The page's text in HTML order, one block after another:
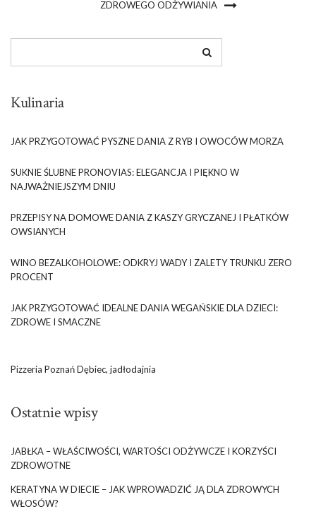
ZDROWEGO ODŻYWIANIA
Kulinaria
JAK PRZYGOTOWAĆ PYSZNE DANIA Z RYB I OWOCÓW MORZA
SUKNIE ŚLUBNE PRONOVIAS: ELEGANCJA I PIĘKNO W
NAJWAŻNIEJSZYM DNIU
PRZEPISY NA DOMOWE DANIA Z KASZY GRYCZANEJ I PŁATKÓW
OWSIANYCH
WINO BEZALKOHOLOWE: ODKRYJ WADY I ZALETY TRUNKU ZERO
PROCENT
JAK PRZYGOTOWAĆ IDEALNE DANIA WEGAŃSKIE DLA DZIECI:
ZDROWE I SMACZNE
Pizzeria Poznań Dębiec, jadłodajnia
Ostatnie wpisy
JABŁKA – WŁAŚCIWOŚCI, WARTOŚCI ODŻYWCZE I KORZYŚCI
ZDROWOTNE
KERATYNA W DIECIE – JAK WPROWADZIĆ JĄ DLA ZDROWYCH
WŁOSÓW?